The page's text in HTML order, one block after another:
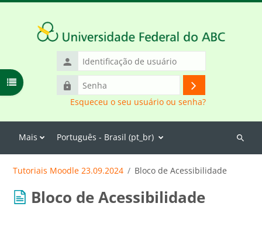
Identificação
usuário
Senha
Acessar
Esqueceu o seu usuário ou senha?
Mais Português - Brasil ‎(pt_br)‎
Buscar
Abrir índice do curso
Tutoriais Moodle 23.09.2024 Bloco de Acessibilidade
Bloco de Acessibilidade